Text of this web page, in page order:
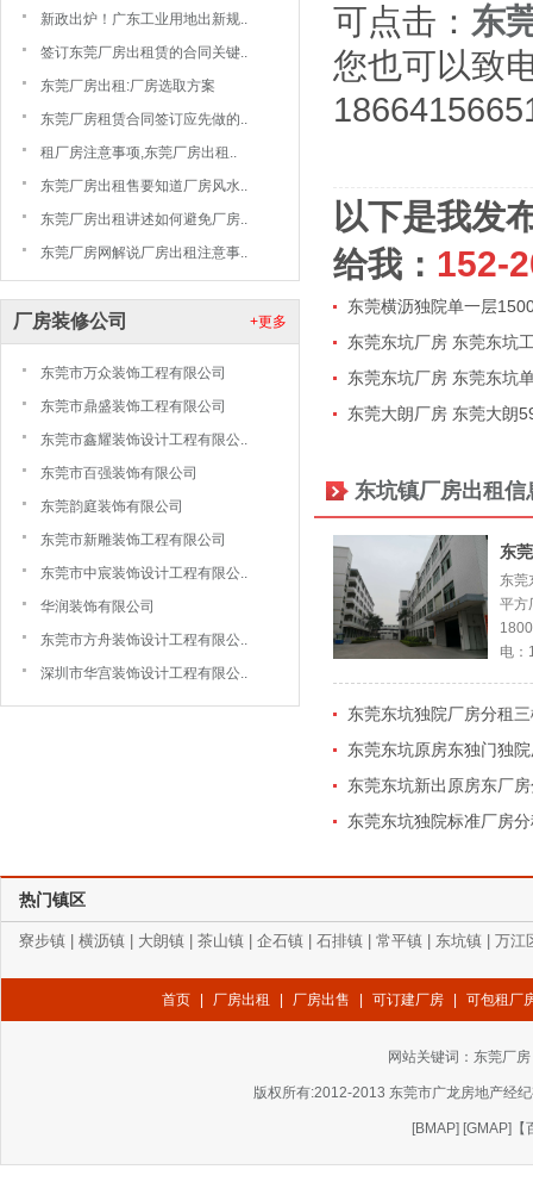
新政出炉！广东工业用地出新规..
签订东莞厂房出租赁的合同关键..
东莞厂房出租:厂房选取方案
东莞厂房租赁合同签订应先做的..
租厂房注意事项,东莞厂房出租..
东莞厂房出租售要知道厂房风水..
东莞厂房出租讲述如何避免厂房..
东莞厂房网解说厂房出租注意事..
+更多
厂房装修公司
东莞市万众装饰工程有限公司
东莞市鼎盛装饰工程有限公司
东莞市鑫耀装饰设计工程有限公..
东莞市百强装饰有限公司
东莞韵庭装饰有限公司
东莞市新雕装饰工程有限公司
东莞市中宸装饰设计工程有限公..
华润装饰有限公司
东莞市方舟装饰设计工程有限公..
深圳市华宫装饰设计工程有限公..
可点击： 东
您也可以致
以下是我发
给我： 152-
东莞横沥独院单一层
东莞东坑厂房 东莞东坑
东莞东坑厂房 东莞东坑
东莞大朗厂房 东莞大朗
东坑镇厂房出租信
东
东莞
平方
电：
东莞东坑独院厂房分租
东莞东坑原房东独门独
东莞东坑新出原房东厂
东莞东坑独院标准厂房
热门镇区
寮步镇 横沥镇 大朗镇 茶山镇 企石镇 石排镇 常平镇 东坑镇 万江
首页 厂房出租 厂房出售 可订建厂房 可包租厂
网站关键词： 东莞厂房
版权所有:2012-2013 东莞市广龙房地产经
[BMAP] [GMAP]